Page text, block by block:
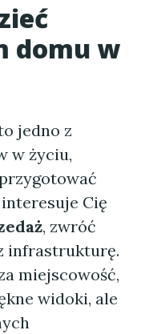
domu w
jedno z
w życiu,
Cię
, zwróć
infrastrukturę.
miejscowość,
widoki, ale